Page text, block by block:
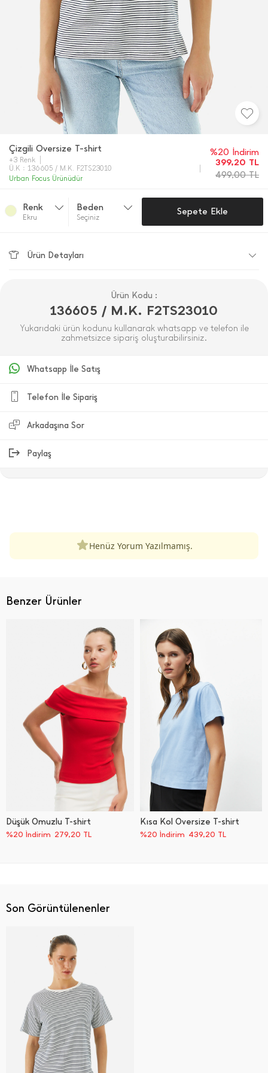
Çizgili Oversize T-shirt
+3 Renk
Ü.K : 136605 / M.K. F2TS23010
Urban Focus Ürünüdür
%20 İndirim
399,20 TL
499,00TL
Renk
Ekru
Beden
Seçiniz
Sepete Ekle
Ürün Detayları
Ürün Kodu :
136605 / M.K. F2TS23010
Yukarıdaki ürün kodunu kullanarak whatsapp ve telefon ile
zahmetsizce sipariş oluşturabilirsiniz.
Whatsapp İle Satış
Telefon İle Sipariş
Arkadaşına Sor
Paylaş
Henüz Yorum Yazılmamış.
Benzer Ürünler
Düşük Omuzlu T-shirt
%20 İndirim 279,20 TL
Kısa Kol Oversize T-shirt
%20 İndirim 439,20 TL
Son Görüntülenenler